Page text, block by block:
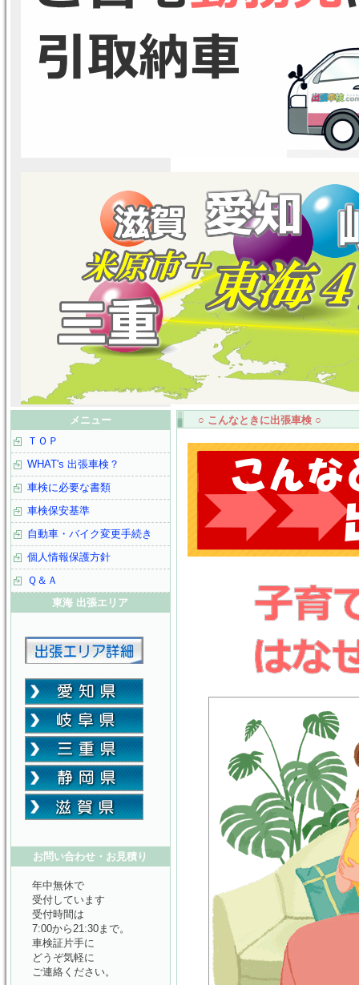
○ こんなときに出張車検 ○
メニュー
ＴＯＰ
WHAT's 出張車検？
車検に必要な書類
車検保安基準
自動車・バイク変更手続き
個人情報保護方針
Ｑ＆Ａ
東海 出張エリア
お問い合わせ・お見積り
年中無休で
受付しています
受付時間は
7:00から21:30まで。
車検証片手に
どうぞ気軽に
ご連絡ください。